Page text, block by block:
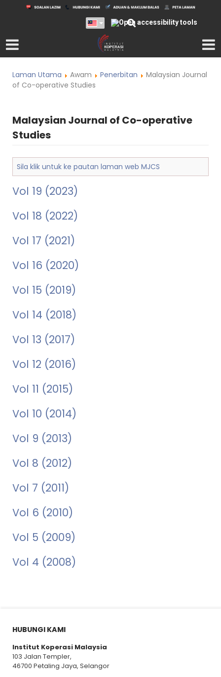
Laman Utama Awam Penerbitan
Malaysian Journal
of Co-operative Studies
Malaysian Journal of Co-operative
Studies
Sila klik untuk ke pautan laman web MJCS
Vol 19 (2023)
Vol 18 (2022)
Vol 17 (2021)
Vol 16 (2020)
Vol 15 (2019)
Vol 14 (2018)
Vol 13 (2017)
Vol 12 (2016)
Vol 11 (2015)
Vol 10 (2014)
Vol 9 (2013)
Vol 8 (2012)
Vol 7 (2011)
Vol 6 (2010)
Vol 5 (2009)
Vol 4 (2008)
HUBUNGI KAMI
Institut Koperasi Malaysia
103 Jalan Templer,
46700 Petaling Jaya, Selangor